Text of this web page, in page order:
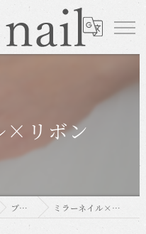
×リボン
ブログ ミラーネイル×リボン